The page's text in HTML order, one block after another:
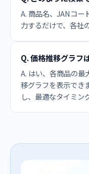
A. 商品名、JANコー
力するだけで、各社
Q. 価格推移グラフ
A. はい、各商品の
移グラフを表示でき
し、最適なタイミン